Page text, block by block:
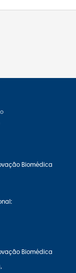
Biomédica
Biomédica